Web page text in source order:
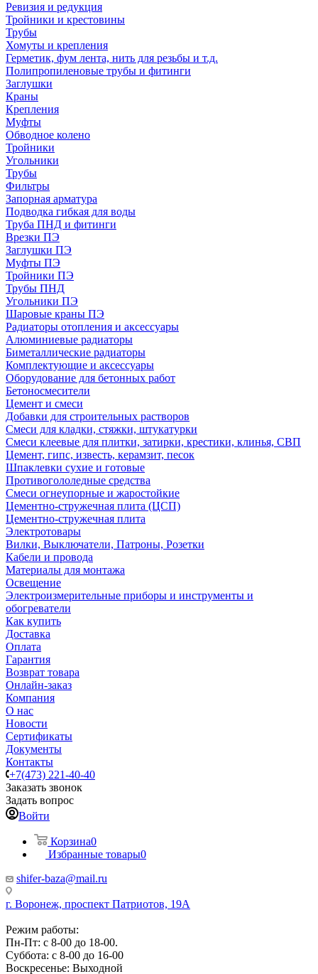
Ревизия и редукция
Тройники и крестовины
Трубы
Хомуты и крепления
Герметик, фум лента, нить для резьбы и т.д.
Полипропиленовые трубы и фитинги
Заглушки
Краны
Крепления
Муфты
Обводное колено
Тройники
Угольники
Трубы
Фильтры
Запорная арматура
Подводка гибкая для воды
Труба ПНД и фитинги
Врезки ПЭ
Заглушки ПЭ
Муфты ПЭ
Тройники ПЭ
Трубы ПНД
Угольники ПЭ
Шаровые краны ПЭ
Радиаторы отопления и аксессуары
Алюминиевые радиаторы
Биметаллические радиаторы
Комплектующие и аксессуары
Оборудование для бетонных работ
Бетоносмесители
Цемент и смеси
Добавки для строительных растворов
Смеси для кладки, стяжки, штукатурки
Смеси клеевые для плитки, затирки, крестики, клинья, СВП
Цемент, гипс, известь, керамзит, песок
Шпаклевки сухие и готовые
Противогололедные средства
Смеси огнеупорные и жаростойкие
Цементно-стружечная плита (ЦСП)
Цементно-стружечная плита
Электротовары
Вилки, Выключатели, Патроны, Розетки
Кабели и провода
Материалы для монтажа
Освещение
Электроизмерительные приборы и инструменты и
обогреватели
Как купить
Доставка
Оплата
Гарантия
Возврат товара
Онлайн-заказ
Компания
О нас
Новости
Сертификаты
Документы
Контакты
+7(473) 221-40-40
Заказать звонок
Задать вопрос
Войти
Корзина0
Избранные товары0
shifer-baza@mail.ru
г. Воронеж, проспект Патриотов, 19А
Режим работы:
Пн-Пт: с 8-00 до 18-00.
Суббота: с 8-00 до 16-00
Воскресенье: Выходной